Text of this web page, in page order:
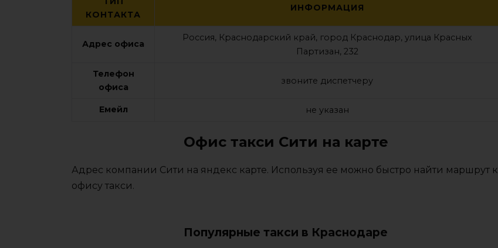
КОНТАКТА
ИНФОРМАЦИЯ
Адрес офиса
Россия, Краснодарский край, город Краснодар, улица Красных
Партизан, 232
Телефон
офиса
звоните диспетчеру
Емейл не указан
Офис такси Сити на карте
Адрес компании Сити на яндекс карте. Используя ее можно быстро найти маршрут к
офису такси.
Популярные такси в Краснодаре